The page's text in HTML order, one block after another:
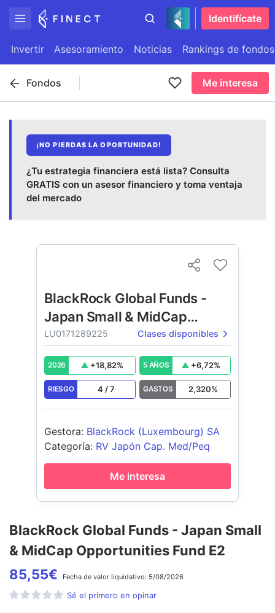
Identifícate
Invertir Asesoramiento Noticias Rankings de fondos
Fondos Me interesa
¡NO PIERDAS LA OPORTUNIDAD!
¿Tu estrategia financiera está lista? Consulta
GRATIS con un asesor financiero y toma ventaja
del mercado
BlackRock Global Funds - Japan Small
& MidCap Opportunities Fund E2
85,55€ Fecha de valor liquidativo: 5/08/2026
Sé el primero en opinar
BlackRock Global Funds -
Japan Small & MidCap
Opportunities Fund
LU0171289225 Clases disponibles
2026 +18,82% 5 AÑOS +6,72%
RIESGO 4 /7 GASTOS 2,320%
Gestora: BlackRock (Luxembourg) SA
Categoría: RV Japón Cap. Med/Peq
Me interesa